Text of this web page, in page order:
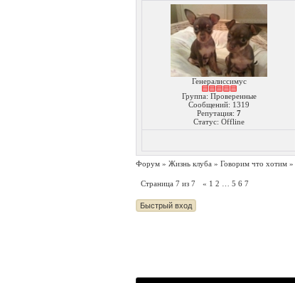
Генералиссимус
Группа: Проверенные
Сообщений: 1319
Репутация: 7
Статус: Offline
Форум » Жизнь клуба » Говорим что хотим »
Страница 7 из 7 « 1 2 5 6 7